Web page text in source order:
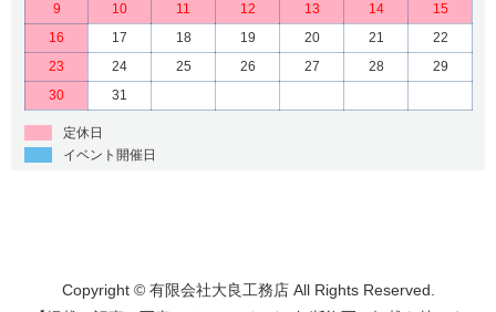
9
10 11 12 13 14
15
16
17 18 19 20 21
22
23
24 25 26 27 28
29
30
31
定休日
イベント開催日
Copyright © 有限会社大良工務店 All Rights Reserved.